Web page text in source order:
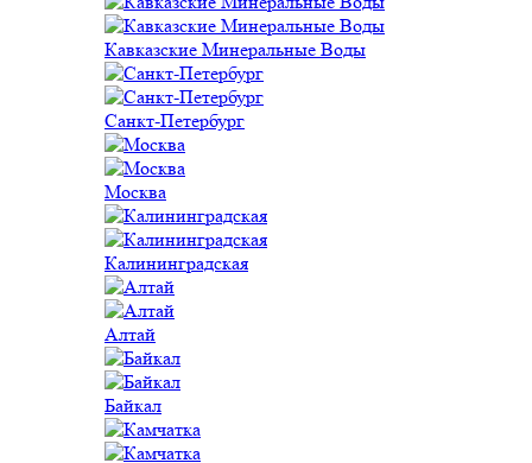
Кавказские Минеральные Воды
Санкт-Петербург
Москва
Калининградская
Алтай
Байкал